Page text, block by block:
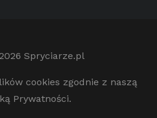
Spryciarze.pl
cookies zgodnie z naszą
Prywatności.